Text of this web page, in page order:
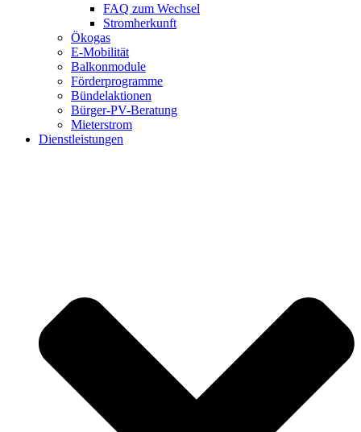
FAQ zum Wechsel
Stromherkunft
Ökogas
E-Mobilität
Balkonmodule
Förderprogramme
Bündelaktionen
Bürger-PV-Beratung
Mieterstrom
Dienstleistungen